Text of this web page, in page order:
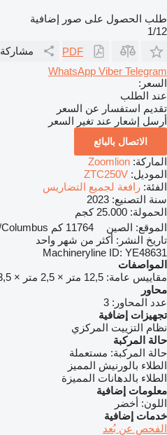
طلب الحصول على صور إضافية
1/12
PDF
مشاركة
WhatsApp Viber Telegram
السعر:
عند الطلب
تقديم استفسار عن السعر
أرسل إشعار عند تغير السعر
الاتصال بالبائع
الماركة: Zoomlion
الموديل: ZTC250V
الفئة: رافعة لجميع التضاريس
سنة التصنيع: 2023
الحمولة: 25.000 كجم
الموقع: الصين
11764 كم to "United States/Columbus"
تاريخ النشر: أكثر من شهر واحد
Machineryline ID: YE48631
المواصفات
مقاييس عامة: 12,5 متر × 2,5 متر × 3,5 متر
محاور
عدد المحاور: 3
تجهيزات إضافية
نظام التزييت المركزي
حالة المركبة
حالة المركبة: مستعملة
الطلاء بالورنيش المميز
الطلاء بالدهانات المميزة
معلومات إضافية
اللون: أخضر
خدمات إضافية
الفحص عن بُعد